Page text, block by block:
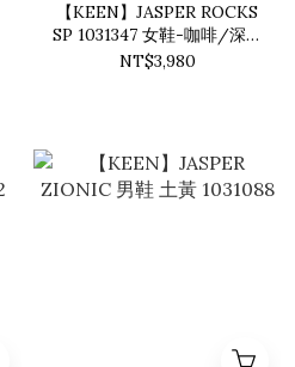
【KEEN】JASPER ROCKS
SP 1031347 女鞋-咖啡/深咖
啡
NT$3,980